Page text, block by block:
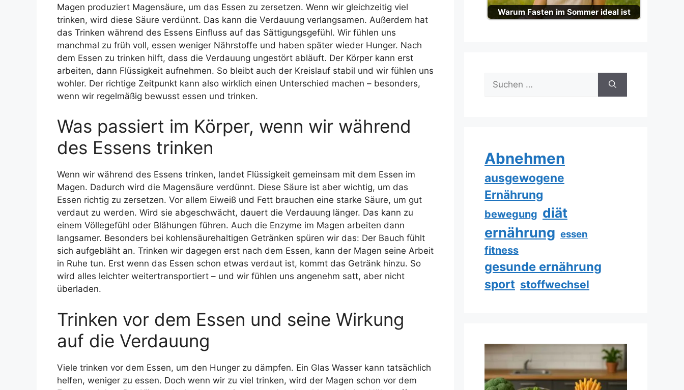
Magen produziert Magensäure, um das Essen zu zersetzen. Wenn wir gleichzeitig viel
trinken, wird diese Säure verdünnt. Das kann die Verdauung verlangsamen. Außerdem hat
das Trinken während des Essens Einfluss auf das Sättigungsgefühl. Wir fühlen uns
manchmal zu früh voll, essen weniger Nährstoffe und haben später wieder Hunger. Nach
dem Essen zu trinken hilft, dass die Verdauung ungestört abläuft. Der Körper kann erst
arbeiten, dann Flüssigkeit aufnehmen. So bleibt auch der Kreislauf stabil und wir fühlen uns
wohler. Der richtige Zeitpunkt kann also wirklich einen Unterschied machen – besonders,
wenn wir regelmäßig bewusst essen und trinken.
Was passiert im Körper, wenn wir während
des Essens trinken
Wenn wir während des Essens trinken, landet Flüssigkeit gemeinsam mit dem Essen im
Magen. Dadurch wird die Magensäure verdünnt. Diese Säure ist aber wichtig, um das
Essen richtig zu zersetzen. Vor allem Eiweiß und Fett brauchen eine starke Säure, um gut
verdaut zu werden. Wird sie abgeschwächt, dauert die Verdauung länger. Das kann zu
einem Völlegefühl oder Blähungen führen. Auch die Enzyme im Magen arbeiten dann
langsamer. Besonders bei kohlensäurehaltigen Getränken spüren wir das: Der Bauch fühlt
sich aufgebläht an. Trinken wir dagegen erst nach dem Essen, kann der Magen seine Arbeit
in Ruhe tun. Erst wenn das Essen schon etwas verdaut ist, kommt das Getränk hinzu. So
wird alles leichter weitertransportiert – und wir fühlen uns angenehm satt, aber nicht
überladen.
Trinken vor dem Essen und seine Wirkung
auf die Verdauung
Viele trinken vor dem Essen, um den Hunger zu dämpfen. Ein Glas Wasser kann tatsächlich
helfen, weniger zu essen. Doch wenn wir zu viel trinken, wird der Magen schon vor dem
Warum Fasten im Sommer ideal ist
Suche
nach:
Abnehmen
ausgewogene
Ernährung
bewegung diät
ernährung essen
fitness
gesunde ernährung
sport stoffwechsel